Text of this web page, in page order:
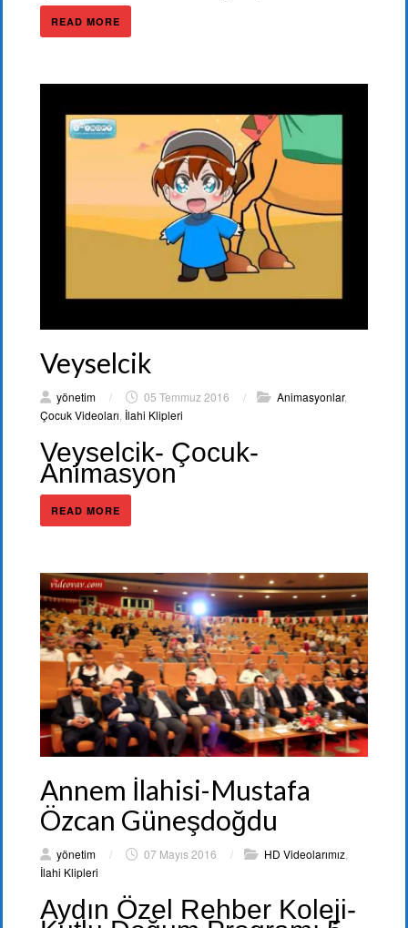
READ MORE
Veyselcik
yönetim / 05 Temmuz 2016 / Animasyonlar,
Çocuk Videoları İlahi Klipleri
Veyselcik- Çocuk-
Animasyon
READ MORE
Annem İlahisi-Mustafa
Özcan Güneşdoğdu
yönetim / 07 Mayıs 2016 / HD Videolarımız,
İlahi Klipleri
Aydın Özel Rehber Koleji-